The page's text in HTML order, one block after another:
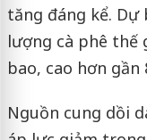
tăng đáng kể. Dự
lượng cà phê thế
bao, cao hơn
Nguồn cung dồi